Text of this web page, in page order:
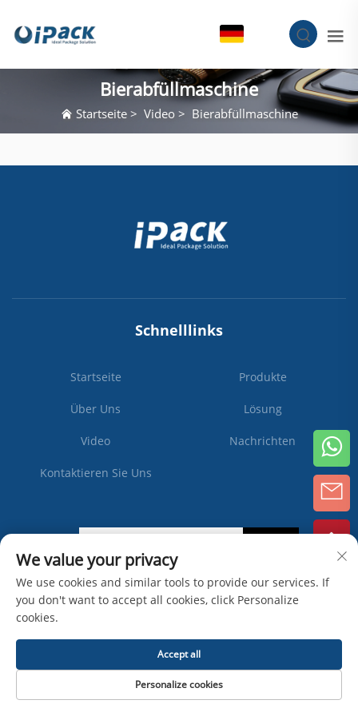
Bierabfüllmaschine
Startseite> Video> Bierabfüllmaschine
Schnelllinks
Startseite Produkte
Über Uns Lösung
Video Nachrichten
Kontaktieren Sie Uns
Copyright © Zhangjiagang Ipack Machine Co., Ltd -
We value your privacy
We use cookies and similar tools to provide our services. If
you don't want to accept all cookies, click Personalize
cookies.
Personalize cookies
Accept all